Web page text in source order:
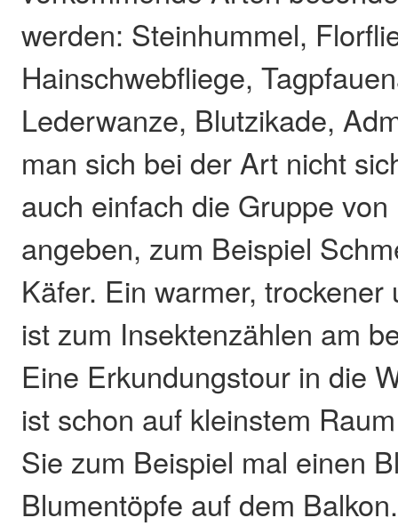
werden: Steinhummel,
Hainschwebfliege,
Lederwanze, Blutzikade,
man sich bei der Art nicht
auch einfach die Gruppe
angeben, zum Beispiel
Käfer. Ein warmer, trockener
ist zum Insektenzählen am
Eine Erkundungstour in die
ist schon auf kleinstem
Sie zum Beispiel mal einen
Blumentöpfe auf dem Balkon.